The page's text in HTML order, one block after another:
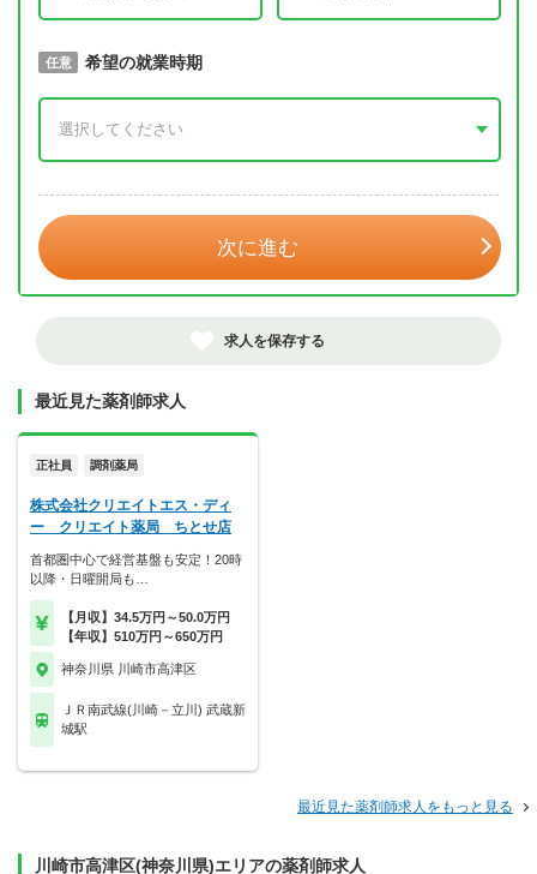
必須 取得予定年
任意 希望の就業時期
次に進む
求人を保存する
最近見た薬剤師求人
正社員 調剤薬局
株式会社クリエイトエス・ディ
ー クリエイト薬局 ちとせ店
首都圏中心で経営基盤も安定！20時
以降・日曜開局も…
【月収】34.5万円～50.0万円
【年収】510万円～650万円
神奈川県 川崎市高津区
ＪＲ南武線(川崎－立川) 武蔵新
城駅
最近見た薬剤師求人をもっと見る
川崎市高津区(神奈川県)エリアの薬剤師求人